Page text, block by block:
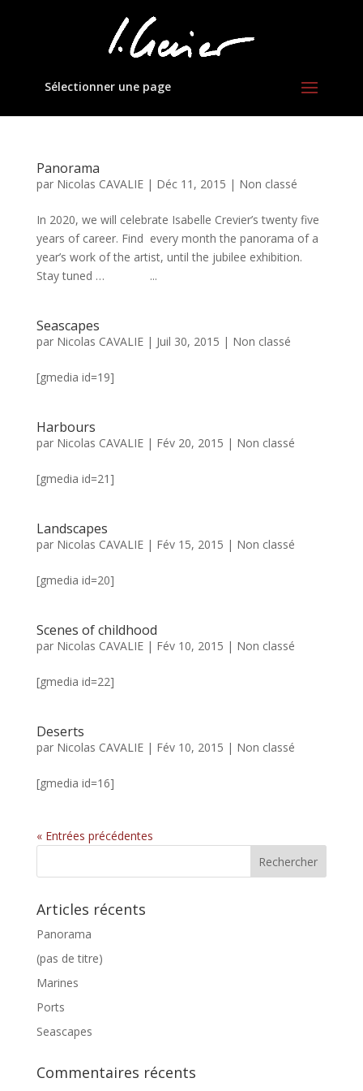
Sélectionner une page
Panorama
par Nicolas CAVALIE| Déc 11, 2015 | Non classé
In 2020, we will celebrate Isabelle Crevier’s twenty five
years of career. Find every month the panorama of a
year’s work of the artist, until the jubilee exhibition.
Stay tuned … ...
Seascapes
par Nicolas CAVALIE| Juil 30, 2015 | Non classé
[gmedia id=19]
Harbours
par Nicolas CAVALIE| Fév 20, 2015 | Non classé
[gmedia id=21]
Landscapes
par Nicolas CAVALIE| Fév 15, 2015 | Non classé
[gmedia id=20]
Scenes of childhood
par Nicolas CAVALIE| Fév 10, 2015 | Non classé
[gmedia id=22]
Deserts
par Nicolas CAVALIE| Fév 10, 2015 | Non classé
[gmedia id=16]
« Entrées précédentes
Articles récents
Panorama
(pas de titre)
Marines
Ports
Seascapes
Commentaires récents